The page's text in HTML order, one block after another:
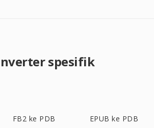
spesifik
FB2 ke PDB EPUB ke PDB